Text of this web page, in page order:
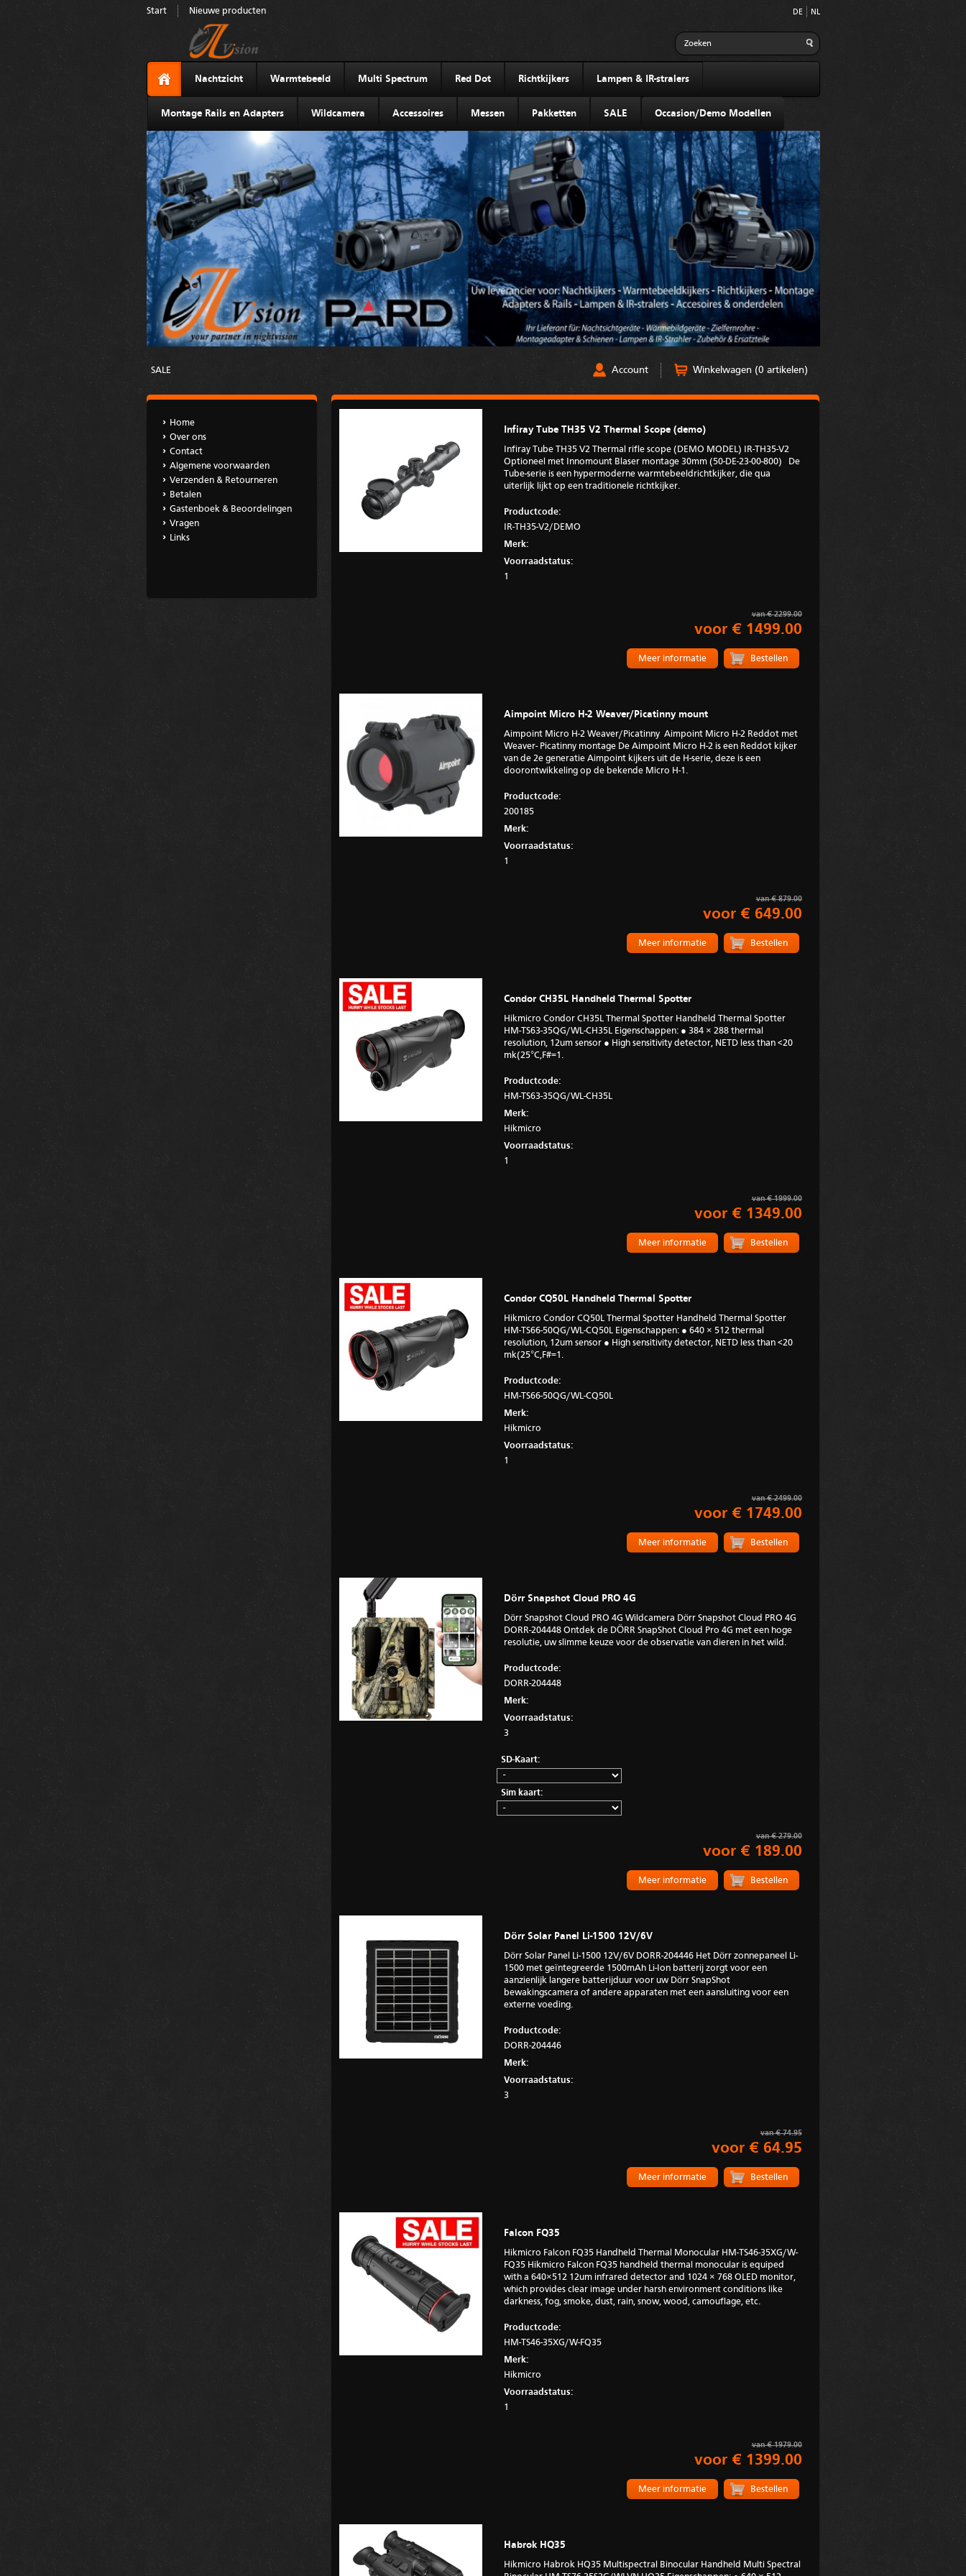
Start Nieuwe producten DE NL
Nachtzicht Warmtebeeld Multi Spectrum Red Dot Richtkijkers Lampen & IR-stralers
Montage Rails en Adapters Wildcamera Accessoires Messen Pakketten SALE Occasion/Demo Modellen
SALE Account Winkelwagen (0 artikelen)
Home
Over ons
Contact
Algemene voorwaarden
Verzenden & Retourneren
Betalen
Gastenboek & Beoordelingen
Vragen
Links
Infiray Tube TH35 V2 Thermal Scope (demo)
Infiray Tube TH35 V2 Thermal rifle scope (DEMO MODEL) IR-TH35-V2
Optioneel met Innomount Blaser montage 30mm (50-DE-23-00-800) De
Tube-serie is een hypermoderne warmtebeeldrichtkijker, die qua
uiterlijk lijkt op een traditionele richtkijker.
Productcode:
IR-TH35-V2/DEMO
Merk:
Voorraadstatus:
1
van € 2299.00
voor € 1499.00
Meer informatie
Aimpoint Micro H-2 Weaver/Picatinny mount
Aimpoint Micro H-2 Weaver/Picatinny Aimpoint Micro H-2 Reddot met
Weaver- Picatinny montage De Aimpoint Micro H-2 is een Reddot kijker
van de 2e generatie Aimpoint kijkers uit de H-serie, deze is een
doorontwikkeling op de bekende Micro H-1.
Productcode:
200185
Merk:
Voorraadstatus:
1
van € 879.00
voor € 649.00
Meer informatie
Condor CH35L Handheld Thermal Spotter
Hikmicro Condor CH35L Thermal Spotter Handheld Thermal Spotter
HM-TS63-35QG/WL-CH35L Eigenschappen: ● 384 × 288 thermal
resolution, 12um sensor ● High sensitivity detector, NETD less than <20
mk(25°C,F#=1.
Productcode:
HM-TS63-35QG/WL-CH35L
Merk:
Hikmicro
Voorraadstatus:
1
van € 1999.00
voor € 1349.00
Meer informatie
Condor CQ50L Handheld Thermal Spotter
Hikmicro Condor CQ50L Thermal Spotter Handheld Thermal Spotter
HM-TS66-50QG/WL-CQ50L Eigenschappen: ● 640 × 512 thermal
resolution, 12um sensor ● High sensitivity detector, NETD less than <20
mk(25°C,F#=1.
Productcode:
HM-TS66-50QG/WL-CQ50L
Merk:
Hikmicro
Voorraadstatus:
1
van € 2499.00
voor € 1749.00
Meer informatie
Dörr Snapshot Cloud PRO 4G
Dörr Snapshot Cloud PRO 4G Wildcamera Dörr Snapshot Cloud PRO 4G
DORR-204448 Ontdek de DÖRR SnapShot Cloud Pro 4G met een hoge
resolutie, uw slimme keuze voor de observatie van dieren in het wild.
Productcode:
DORR-204448
Merk:
Voorraadstatus:
3
SD-Kaart:
Sim kaart:
van € 279.00
voor € 189.00
Meer informatie
Dörr Solar Panel Li-1500 12V/6V
Dörr Solar Panel Li-1500 12V/6V DORR-204446 Het Dörr zonnepaneel Li-
1500 met geïntegreerde 1500mAh Li-Ion batterij zorgt voor een
aanzienlijk langere batterijduur voor uw Dörr SnapShot
bewakingscamera of andere apparaten met een aansluiting voor een
externe voeding.
Productcode:
DORR-204446
Merk:
Voorraadstatus:
3
van € 74.95
voor € 64.95
Meer informatie
Falcon FQ35
Hikmicro Falcon FQ35 Handheld Thermal Monocular HM-TS46-35XG/W-
FQ35 Hikmicro Falcon FQ35 handheld thermal monocular is equiped
with a 640×512 12um infrared detector and 1024 × 768 OLED monitor,
which provides clear image under harsh environment conditions like
darkness, fog, smoke, dust, rain, snow, wood, camouflage, etc.
Productcode:
HM-TS46-35XG/W-FQ35
Merk:
Hikmicro
Voorraadstatus:
1
van € 1979.00
voor € 1399.00
Meer informatie
Habrok HQ35
Hikmicro Habrok HQ35 Multispectral Binocular Handheld Multi Spectral